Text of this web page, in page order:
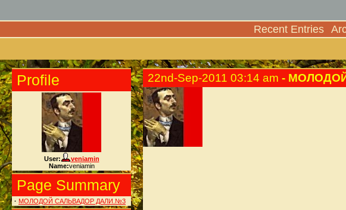
Recent Entries
Profile
User:
veniamin
Name:veniamin
Page Summary
· МОЛОДОЙ САЛЬВАДОР ДАЛИ.№3
22nd-Sep-2011 03:14 am -